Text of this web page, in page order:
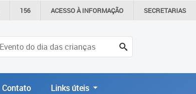
156 ACESSO ÀINFORMAÇÃO SECRETARIAS
Contato Links úteis